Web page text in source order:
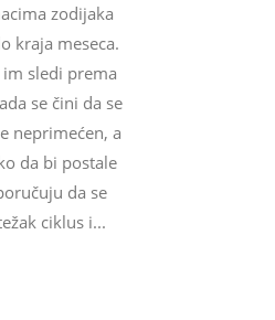
zodijaka
kraja meseca.
sledi prema
se čini da se
neprimećen, a
da bi postale
da se
ciklus i...